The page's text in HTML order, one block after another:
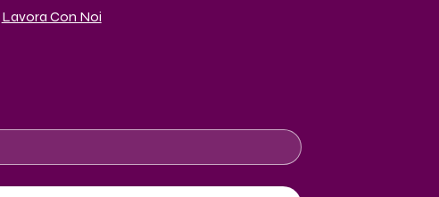
Lavora Con Noi